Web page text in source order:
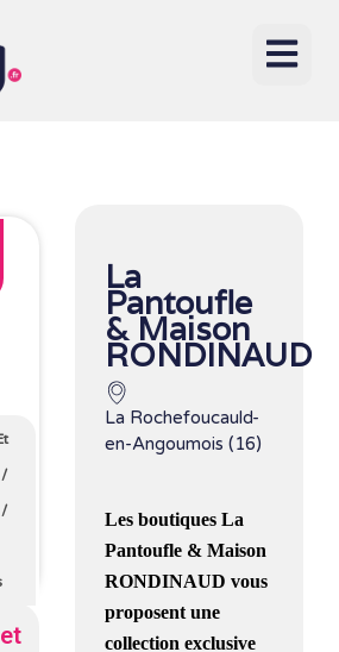
/
/
La
Pantoufle
& Maison
RONDINAUD
La Rochefoucauld-
en-Angoumois (16)
Les boutiques La
Pantoufle & Maison
RONDINAUD vous
proposent une
collection exclusive